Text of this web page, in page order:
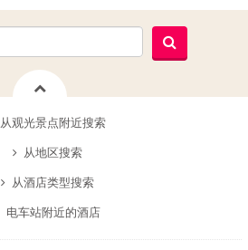
从观光景点附近搜索
从地区搜索
从酒店类型搜索
电车站附近的酒店